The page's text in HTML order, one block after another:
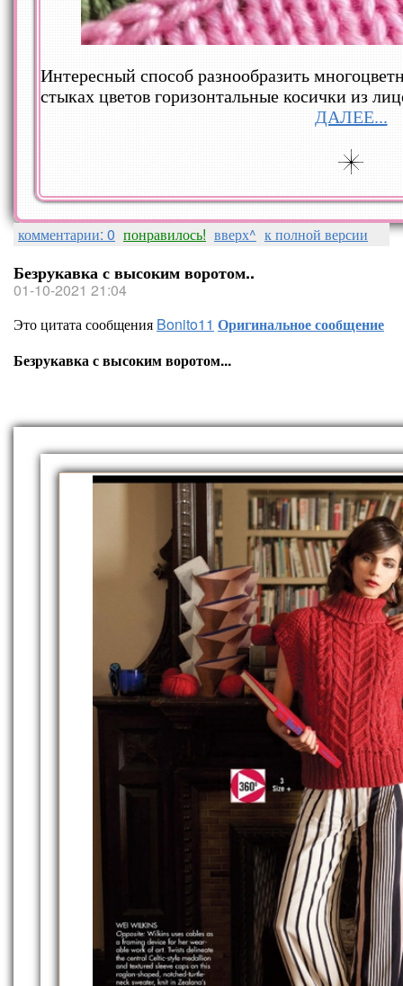
Интересный способ разнообразить
стыках цветов горизонтальные косички из
ДАЛЕЕ...
комментарии: 0 понравилось! вверх^ к полной версии
Безрукавка с высоким воротом..
01-10-2021 21:04
Это цитата сообщения Bonito11 Оригинальное сообщение
Безрукавка с высоким воротом...